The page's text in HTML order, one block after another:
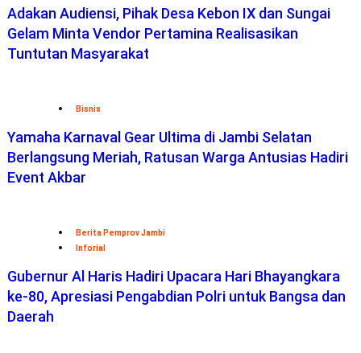
Adakan Audiensi, Pihak Desa Kebon IX dan Sungai
Gelam Minta Vendor Pertamina Realisasikan
Tuntutan Masyarakat
Bisnis
Yamaha Karnaval Gear Ultima di Jambi Selatan
Berlangsung Meriah, Ratusan Warga Antusias Hadiri
Event Akbar
Berita Pemprov Jambi
Inforial
Gubernur Al Haris Hadiri Upacara Hari Bhayangkara
ke-80, Apresiasi Pengabdian Polri untuk Bangsa dan
Daerah